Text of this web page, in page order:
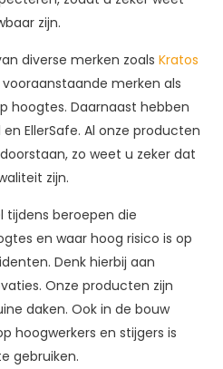
zijn.
diverse merken zoalsKratos
merken als
hoogtes. Daarnaast hebben
EllerSafe. Al onze producten
zo weet u zeker dat
zijn.
tijdens beroepen die
en waar hoog risico is op
Denk hierbij aan
Onze producten zijn
daken. Ook in de bouw
hoogwerkers en stijgers is
gebruiken.